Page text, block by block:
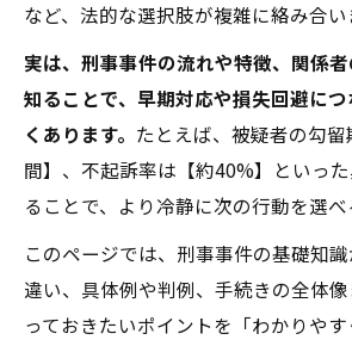
など、法的な選択肢が複雑に絡み合い
実は、刑事事件の流れや特徴、関係
知ることで、早期対応や損失回避に
くあります。 たとえば、被疑者の勾
間】、不起訴率は【約40%】といっ
ることで、より冷静に次の行動を選べ
このページでは、刑事事件の基礎知
違い、具体例や判例、手続きの全体
っておきたいポイントを「わかりや